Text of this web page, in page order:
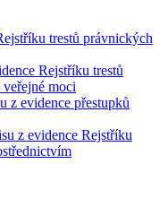
trestů právnických
Rejstříku trestů
moci
z evidence přestupků
z evidence Rejstříku